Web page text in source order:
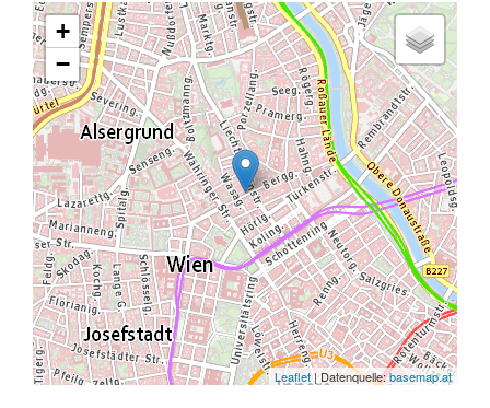
+
−
Leaflet | Datenquelle:basemap.at